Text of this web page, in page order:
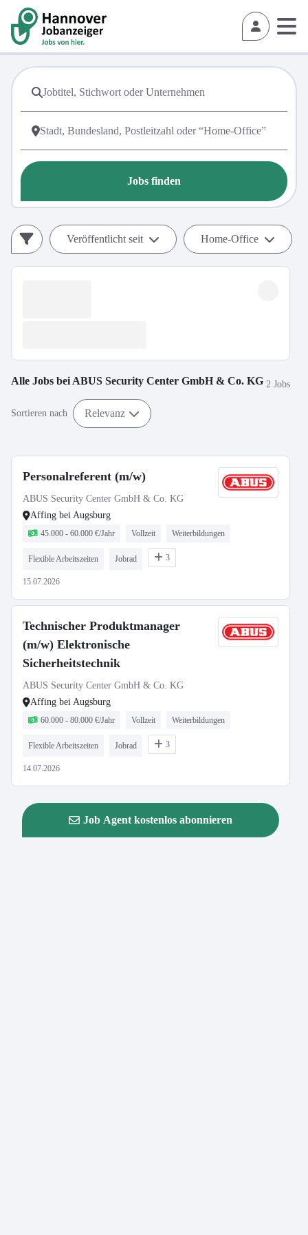
Jobs finden
Veröffentlicht seit Home-Office
Alle Jobs bei ABUS Security Center GmbH & Co. KG 2 Jobs
Sortieren nach Relevanz
Personalreferent (m/w)
ABUS Security Center GmbH & Co. KG
Affing bei Augsburg
45.000 - 60.000 €/Jahr Vollzeit Weiterbildungen
Flexible Arbeitszeiten Jobrad 3
15.07.2026
Technischer Produktmanager
(m/w) Elektronische
Sicherheitstechnik
ABUS Security Center GmbH & Co. KG
Affing bei Augsburg
60.000 - 80.000 €/Jahr Vollzeit Weiterbildungen
Flexible Arbeitszeiten Jobrad 3
14.07.2026
Job Agent kostenlos abonnieren